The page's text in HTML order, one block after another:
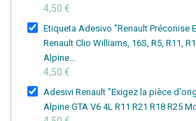
4,50 €
Etiqueta Adesivo "Renault Préconise
Renault Clio Williams, 16S, R5, R11,
Alpine...
4,50 €
Adesivi Renault "Exigez la pièce
Alpine GTA V6 4L R11 R21 R18 R25